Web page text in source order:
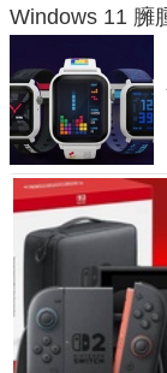
Windows 11 臃